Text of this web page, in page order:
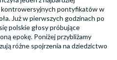
kontrowersyjnych pontyfikatów w
Już w pierwszych godzinach po
polskie głosy próbujące
epokę. Poniżej przybliżamy
różne spojrzenia na dziedzictwo